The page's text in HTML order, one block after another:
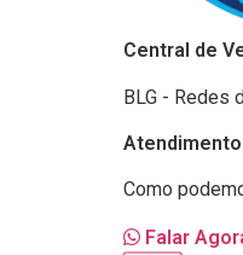
Central de
BLG - Redes
Atendimento
Como
Falar